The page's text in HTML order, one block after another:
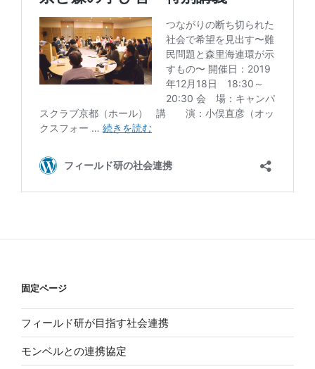
固定ページ
フィールド研が目指す社会連携
モンベルとの連携協定